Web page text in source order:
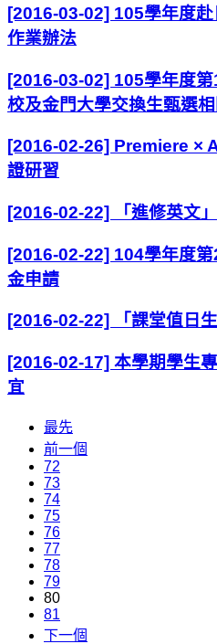
[2016-03-02] 105學年度
作業辦法
[2016-03-02] 105學年度
校及金門大學交換生甄選
[2016-02-26] Premiere ×
證研習
[2016-02-22] 「進修英文
[2016-02-22] 104學年度
金申請
[2016-02-22] 「課堂值日
[2016-02-17] 本學期學生
宜
最先
前一個
72
73
74
75
76
77
78
79
80
81
下一個